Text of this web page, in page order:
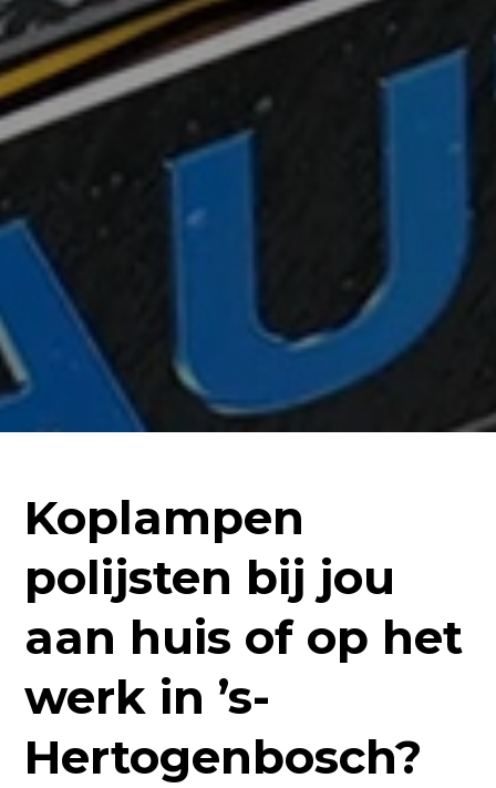
Koplampen
polijsten bij jou
aan huis of op het
werk in ’s-
Hertogenbosch?